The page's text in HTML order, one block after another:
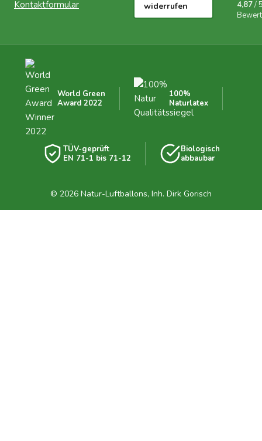
Kontaktformular widerrufen 4,87/
World Green
Award 2022
100%
Naturlatex
TÜV-geprüft
EN 71-1 bis 71-12
Biologisch
abbaubar
© 2026 Natur-Luftballons, Inh. Dirk Gorisch